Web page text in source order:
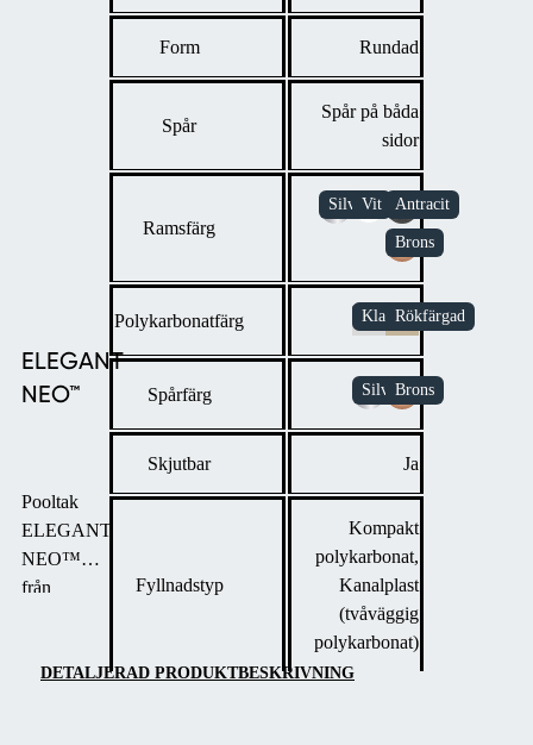
ELEGANT
NEO™
Pooltak
ELEGANT
NEO™
från
elegant
DETALJERAD PRODUKTBESKRIVNING
Form Rundad
Spår
Spår på båda
sidor
Ramsfärg
Polykarbonatfärg
Spårfärg
Skjutbar Ja
Fyllnadstyp
Kompakt
polykarbonat,
Kanalplast
(tvåväggig
polykarbonat)